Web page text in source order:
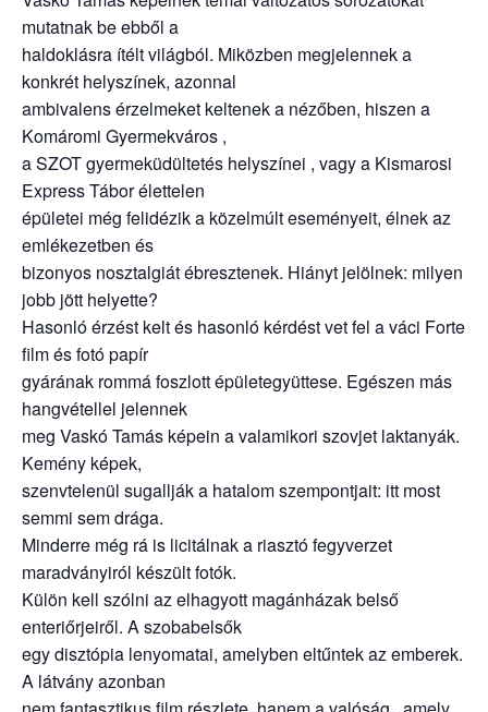
mutatnak be ebből a
haldoklásra ítélt világból. Miközben megjelennek a
konkrét helyszínek, azonnal
ambivalens érzelmeket keltenek a nézőben, hiszen a
Komáromi Gyermekváros ,
a SZOT gyermeküdültetés helyszínei , vagy a Kismarosi
Express Tábor élettelen
épületei még felidézik a közelmúlt eseményeit, élnek az
emlékezetben és
bizonyos nosztalgiát ébresztenek. Hiányt jelölnek: milyen
jobb jött helyette?
Hasonló érzést kelt és hasonló kérdést vet fel a váci Forte
film és fotó papír
gyárának rommá foszlott épületegyüttese. Egészen más
hangvétellel jelennek
meg Vaskó Tamás képein a valamikori szovjet laktanyák.
Kemény képek,
szenvtelenül sugallják a hatalom szempontjait: itt most
semmi sem drága.
Minderre még rá is licitálnak a riasztó fegyverzet
maradványiról készült fotók.
Külön kell szólni az elhagyott magánházak belső
enteriőrjeiről. A szobabelsők
egy disztópia lenyomatai, amelyben eltűntek az emberek.
A látvány azonban